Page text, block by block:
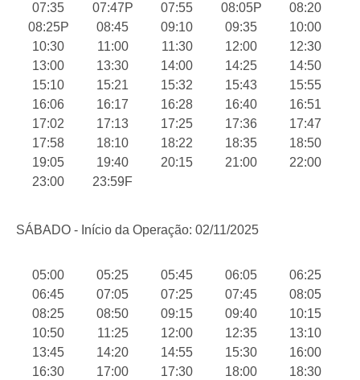
07:35
07:47P 07:55 08:05P
08:20
08:25P
08:45 09:10 09:35
10:00
10:30
11:00 11:30 12:00
12:30
13:00
13:30 14:00 14:25
14:50
15:10
15:21 15:32 15:43
15:55
16:06
16:17 16:28 16:40
16:51
17:02
17:13 17:25 17:36
17:47
17:58
18:10 18:22 18:35
18:50
19:05
19:40 20:15 21:00
22:00
23:00
23:59F
SÁBADO - Início da Operação: 02/11/2025
05:00 05:25 05:45 06:05
06:25
06:45
07:05 07:25 07:45
08:05
08:25
08:50 09:15 09:40
10:15
10:50
11:25 12:00 12:35
13:10
13:45
14:20 14:55 15:30
16:00
16:30
17:00 17:30 18:00
18:30